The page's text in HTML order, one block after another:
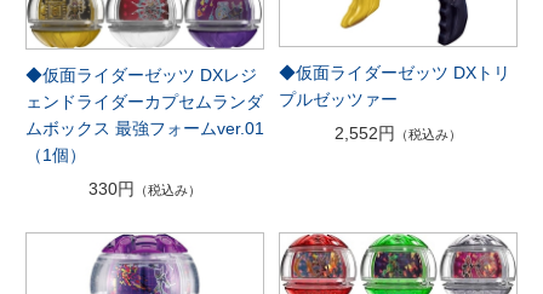
◆仮面ライダーゼッツ DXレジ
ェンドライダーカプセムランダ
ムボックス 最強フォームver.01
（1個）
330円
（税込み）
◆仮面ライダーゼッツ DXトリ
プルゼッツァー
2,552円
（税込み）